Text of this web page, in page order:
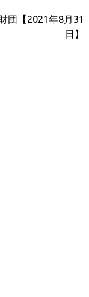
団【2021年8月31
日】